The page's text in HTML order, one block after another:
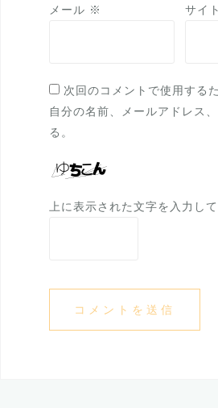
メール ※ サイト
次回のコメントで使用する
自分の名前、メールアドレス
る。
上に表示された文字を入力して